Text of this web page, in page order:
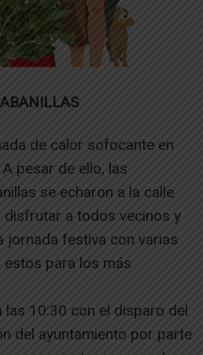
de calor sofocante en
pesar de ello, las
se echaron a la calle
a todos vecinos y
jornada festiva con varias
estos para los más
las 10:30 con el disparo del
del ayuntamiento por parte